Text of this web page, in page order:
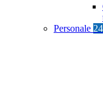
Personale